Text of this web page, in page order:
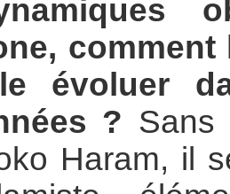
comment
évoluer
? Sans
Haram, il